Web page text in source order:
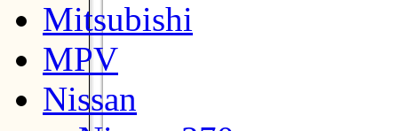
Mitsubishi
MPV
Nissan